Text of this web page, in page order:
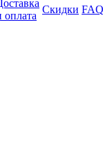
оплата
Скидки FAQ